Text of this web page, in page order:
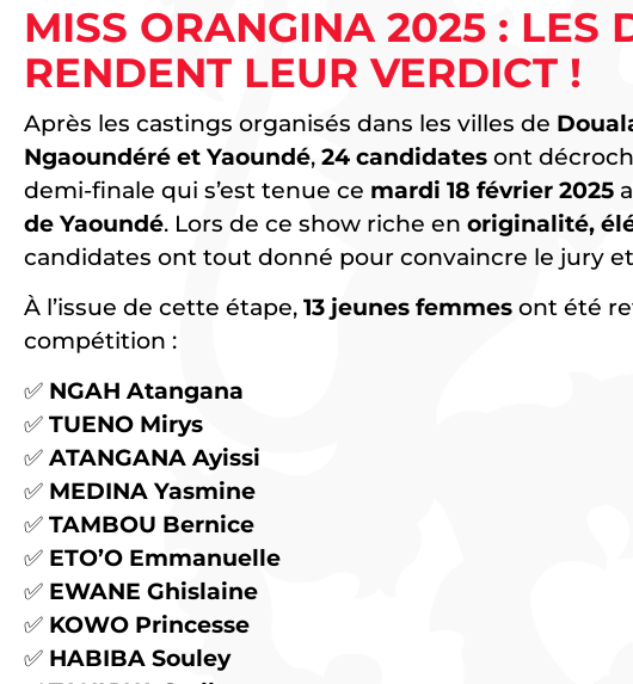
MISS ORANGINA 2025 : LES
RENDENT LEUR VERDICT !
Après les castings organisés dans les villes de
Ngaoundéré et Yaoundé, 24 candidates ont
demi-finale qui s’est tenue ce mardi 18 février 2025
de Yaoundé. Lors de ce show riche en originalité,
candidates ont tout donné pour convaincre le jury
À l’issue de cette étape, 13 jeunes femmes ont été
compétition :
✅ NGAH Atangana
✅ TUENO Mirys
✅ ATANGANA Ayissi
✅ MEDINA Yasmine
✅ TAMBOU Bernice
✅ ETO’O Emmanuelle
✅ EWANE Ghislaine
✅ KOWO Princesse
✅ HABIBA Souley